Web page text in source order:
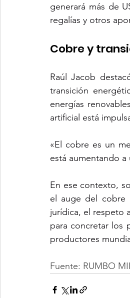
generará más de
regalías y otros
Cobre y
Raúl Jacob
transición
energías
artificial está
«El cobre es un
está aumentando
En ese contexto,
el auge del cobre
jurídica, el respeto
para concretar los
productores
Fuente: RUMBO